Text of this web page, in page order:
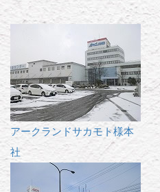
アークランドサカモト様本
社